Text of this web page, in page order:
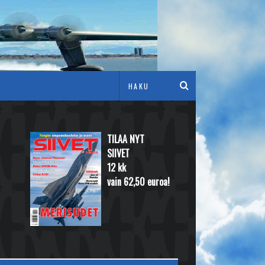
TILAA NYT
SIIVET
12 kk
vain 62,50 euroa!